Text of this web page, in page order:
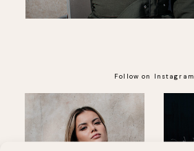
Follow on Instagram